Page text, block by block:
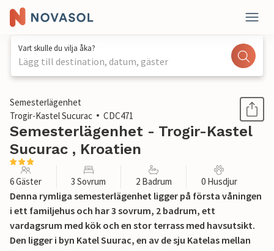
Vart skulle du vilja åka?
Lägg till destination, datum, gäster
1 / 17
Semesterlägenhet
Trogir-Kastel Sucurac
CDC471
Semesterlägenhet - Trogir-Kastel
Sucurac , Kroatien
6 Gäster 3 Sovrum 2 Badrum 0 Husdjur
Denna rymliga semesterlägenhet ligger på första våningen
i ett familjehus och har 3 sovrum, 2 badrum, ett
vardagsrum med kök och en stor terrass med havsutsikt.
Den ligger i byn Katel Suurac, en av de sju Katelas mellan